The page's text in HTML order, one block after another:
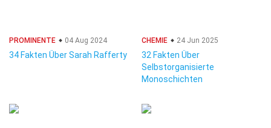
PROMINENTE 04 Aug 2024
34 Fakten Über Sarah Rafferty
CHEMIE 24 Jun 2025
32 Fakten Über
Selbstorganisierte
Monoschichten